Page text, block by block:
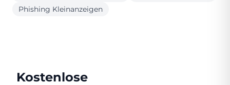
Phishing Kleinanzeigen
Kostenlose